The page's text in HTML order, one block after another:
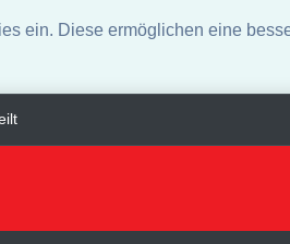
ein. Diese ermöglichen eine
Mittag zu - Technologiewerte gefragt